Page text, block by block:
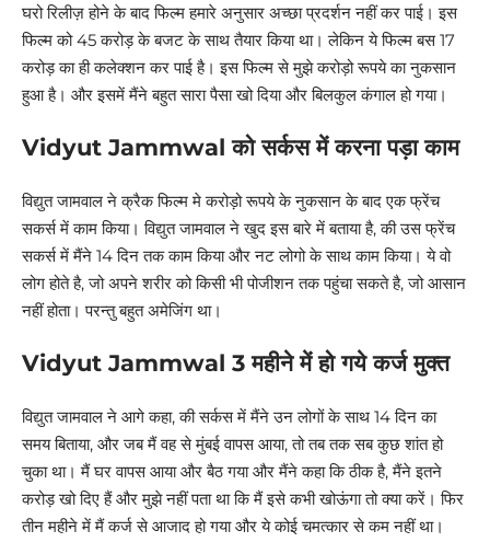
घरो रिलीज़ होने के बाद फिल्म हमारे अनुसार अच्छा प्रदर्शन नहीं कर पाई। इस
फिल्म को 45 करोड़ के बजट के साथ तैयार किया था। लेकिन ये फिल्म बस 17
करोड़ का ही कलेक्शन कर पाई है। इस फिल्म से मुझे करोड़ो रूपये का नुकसान
हुआ है। और इसमें मैंने बहुत सारा पैसा खो दिया और बिलकुल कंगाल हो गया।
Vidyut Jammwal को सर्कस में करना पड़ा काम
विद्युत जामवाल ने क्रैक फिल्म मे करोड़ो रूपये के नुकसान के बाद एक फ्रेंच
सकर्स में काम किया। विद्युत जामवाल ने खुद इस बारे में बताया है, की उस फ्रेंच
सकर्स में मैंने 14 दिन तक काम किया और नट लोगो के साथ काम किया। ये वो
लोग होते है, जो अपने शरीर को किसी भी पोजीशन तक पहुंचा सकते है, जो आसान
नहीं होता। परन्तु बहुत अमेजिंग था।
Vidyut Jammwal 3 महीने में हो गये कर्ज मुक्त
विद्युत जामवाल ने आगे कहा, की सर्कस में मैंने उन लोगों के साथ 14 दिन का
समय बिताया, और जब मैं वह से मुंबई वापस आया, तो तब तक सब कुछ शांत हो
चुका था। मैं घर वापस आया और बैठ गया और मैंने कहा कि ठीक है, मैंने इतने
करोड़ खो दिए हैं और मुझे नहीं पता था कि मैं इसे कभी खोऊंगा तो क्या करें। फिर
तीन महीने में मैं कर्ज से आजाद हो गया और ये कोई चमत्कार से कम नहीं था।